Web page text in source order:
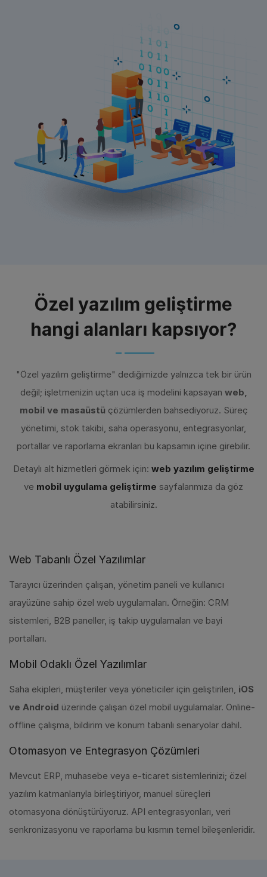
Özel yazılım geliştirme
hangi alanları kapsıyor?
"Özel yazılım geliştirme" dediğimizde yalnızca tek bir ürün
değil; işletmenizin uçtan uca iş modelini kapsayan web,
mobil ve masaüstü çözümlerden bahsediyoruz. Süreç
yönetimi, stok takibi, saha operasyonu, entegrasyonlar,
portallar ve raporlama ekranları bu kapsamın içine girebilir.
Detaylı alt hizmetleri görmek için: web yazılım geliştirme
ve mobil uygulama geliştirme sayfalarımıza da göz
atabilirsiniz.
Web Tabanlı Özel Yazılımlar
Tarayıcı üzerinden çalışan, yönetim paneli ve kullanıcı
arayüzüne sahip özel web uygulamaları. Örneğin: CRM
sistemleri, B2B paneller, iş takip uygulamaları ve bayi
portalları.
Mobil Odaklı Özel Yazılımlar
Saha ekipleri, müşteriler veya yöneticiler için geliştirilen, iOS
ve Android üzerinde çalışan özel mobil uygulamalar. Online-
offline çalışma, bildirim ve konum tabanlı senaryolar dahil.
Otomasyon ve Entegrasyon Çözümleri
Mevcut ERP, muhasebe veya e-ticaret sistemlerinizi; özel
yazılım katmanlarıyla birleştiriyor, manuel süreçleri
otomasyona dönüştürüyoruz. API entegrasyonları, veri
senkronizasyonu ve raporlama bu kısmın temel bileşenleridir.